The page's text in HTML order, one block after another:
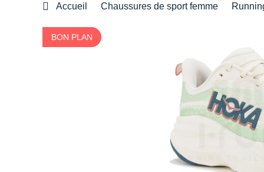
Accueil Chaussures de sport femme
BON PLAN